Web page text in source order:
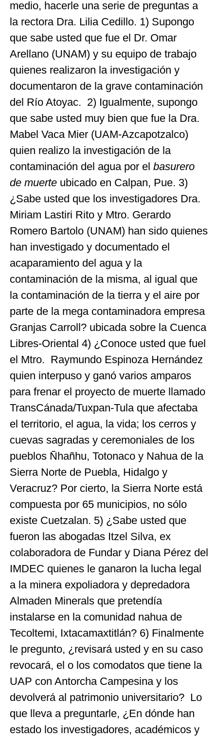
medio, hacerle una serie de preguntas a
la rectora Dra. Lilia Cedillo. 1) Supongo
que sabe usted que fue el Dr. Omar
Arellano (UNAM) y su equipo de trabajo
quienes realizaron la investigación y
documentaron de la grave contaminación
del Río Atoyac. 2) Igualmente, supongo
que sabe usted muy bien que fue la Dra.
Mabel Vaca Mier (UAM-Azcapotzalco)
quien realizo la investigación de la
contaminación del agua por el basurero
de muerte ubicado en Calpan, Pue. 3)
¿Sabe usted que los investigadores Dra.
Miriam Lastiri Rito y Mtro. Gerardo
Romero Bartolo (UNAM) han sido quienes
han investigado y documentado el
acaparamiento del agua y la
contaminación de la misma, al igual que
la contaminación de la tierra y el aire por
parte de la mega contaminadora empresa
Granjas Carroll? ubicada sobre la Cuenca
Libres-Oriental 4) ¿Conoce usted que fuel
el Mtro. Raymundo Espinoza Hernández
quien interpuso y ganó varios amparos
para frenar el proyecto de muerte llamado
TransCánada/Tuxpan-Tula que afectaba
el territorio, el agua, la vida; los cerros y
cuevas sagradas y ceremoniales de los
pueblos Ñhañhu, Totonaco y Nahua de la
Sierra Norte de Puebla, Hidalgo y
Veracruz? Por cierto, la Sierra Norte está
compuesta por 65 municipios, no sólo
existe Cuetzalan. 5) ¿Sabe usted que
fueron las abogadas Itzel Silva, ex
colaboradora de Fundar y Diana Pérez del
IMDEC quienes le ganaron la lucha legal
a la minera expoliadora y depredadora
Almaden Minerals que pretendía
instalarse en la comunidad nahua de
Tecoltemi, Ixtacamaxtitlán? 6) Finalmente
le pregunto, ¿revisará usted y en su caso
revocará, el o los comodatos que tiene la
UAP con Antorcha Campesina y los
devolverá al patrimonio universitario? Lo
que lleva a preguntarle, ¿En dónde han
estado los investigadores, académicos y